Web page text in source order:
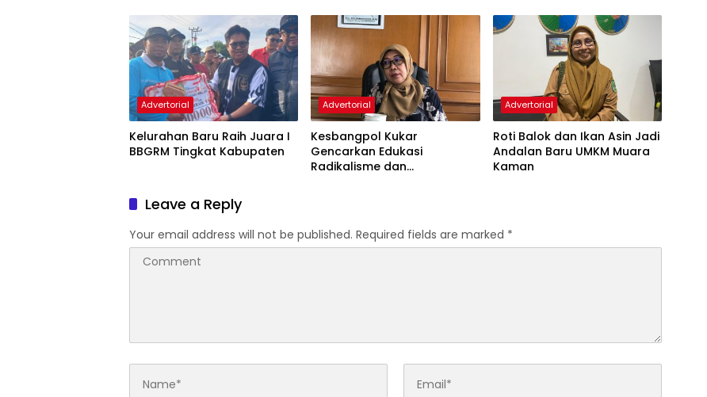
Advertorial
Kelurahan Baru Raih Juara I
BBGRM Tingkat Kabupaten
Advertorial
Kesbangpol Kukar
Gencarkan Edukasi
Radikalisme dan
Advertorial
Roti Balok dan Ikan Asin Jadi
Andalan Baru UMKM Muara
Kaman
Leave a Reply
Your email address will not be published. Required fields are marked *